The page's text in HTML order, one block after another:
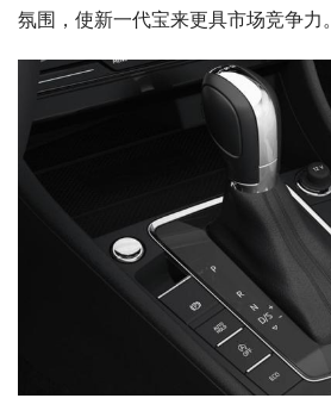
氛围，使新一代宝来更具市场竞争力。